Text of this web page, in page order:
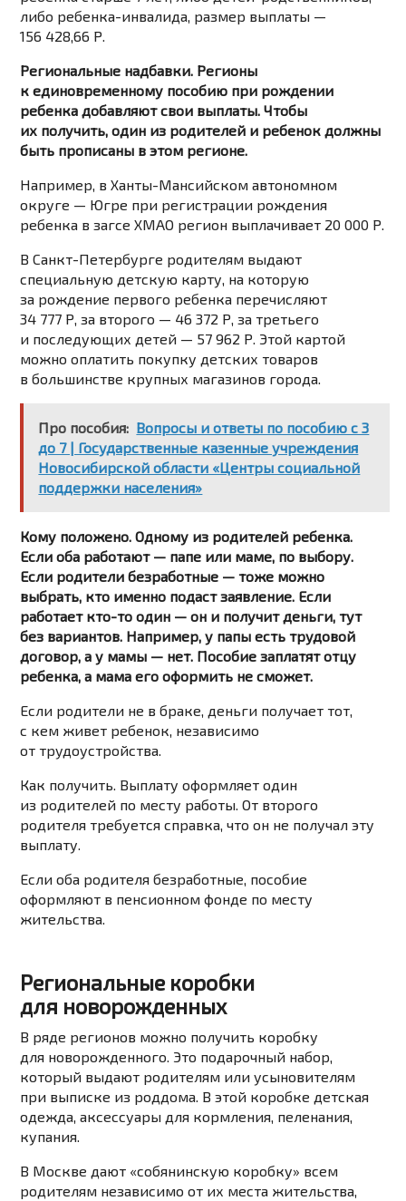
либо ребенка-инвалида, размер выплаты —
156 428,66 Р.
Региональные надбавки. Регионы
к единовременному пособию при рождении
ребенка добавляют свои выплаты. Чтобы
их получить, один из родителей и ребенок должны
быть прописаны в этом регионе.
Например, в Ханты-Мансийском автономном
округе — Югре при регистрации рождения
ребенка в загсе ХМАО регион выплачивает 20 000 Р.
В Санкт-Петербурге родителям выдают
специальную детскую карту, на которую
за рождение первого ребенка перечисляют
34 777 Р, за второго — 46 372 Р, за третьего
и последующих детей — 57 962 Р. Этой картой
можно оплатить покупку детских товаров
в большинстве крупных магазинов города.
Про пособия: Вопросы и ответы по пособию с 3
до 7 | Государственные казенные учреждения
Новосибирской области «Центры социальной
поддержки населения»
Кому положено. Одному из родителей ребенка.
Если оба работают — папе или маме, по выбору.
Если родители безработные — тоже можно
выбрать, кто именно подаст заявление. Если
работает кто-то один — он и получит деньги, тут
без вариантов. Например, у папы есть трудовой
договор, а у мамы — нет. Пособие заплатят отцу
ребенка, а мама его оформить не сможет.
Если родители не в браке, деньги получает тот,
с кем живет ребенок, независимо
от трудоустройства.
Как получить. Выплату оформляет один
из родителей по месту работы. От второго
родителя требуется справка, что он не получал эту
выплату.
Если оба родителя безработные, пособие
оформляют в пенсионном фонде по месту
жительства.
Региональные коробки
для новорожденных
В ряде регионов можно получить коробку
для новорожденного. Это подарочный набор,
который выдают родителям или усыновителям
при выписке из роддома. В этой коробке детская
одежда, аксессуары для кормления, пеленания,
купания.
В Москве дают «собянинскую коробку» всем
родителям независимо от их места жительства,